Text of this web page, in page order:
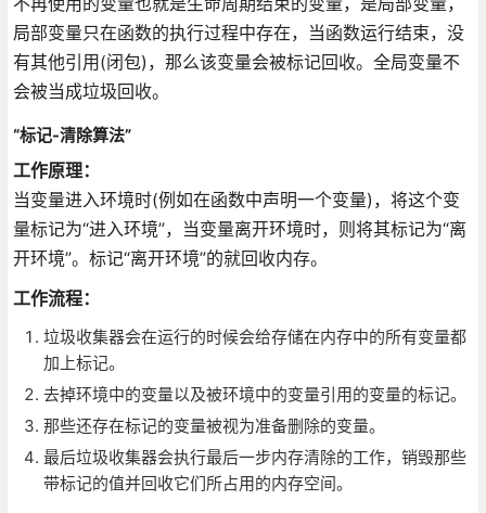
局部变量只在函数的执行过程中存在，当函数运行结束，没
有其他引用(闭包)，那么该变量会被标记回收。全局变量不
会被当成垃圾回收。
“标记-清除算法”
工作原理：
当变量进入环境时(例如在函数中声明一个变量)，将这个变
量标记为“进入环境”，当变量离开环境时，则将其标记为“离
开环境”。标记“离开环境”的就回收内存。
工作流程：
垃圾收集器会在运行的时候会给存储在内存中的所有变量都
加上标记。
去掉环境中的变量以及被环境中的变量引用的变量的标记。
那些还存在标记的变量被视为准备删除的变量。
最后垃圾收集器会执行最后一步内存清除的工作，销毁那些
带标记的值并回收它们所占用的内存空间。